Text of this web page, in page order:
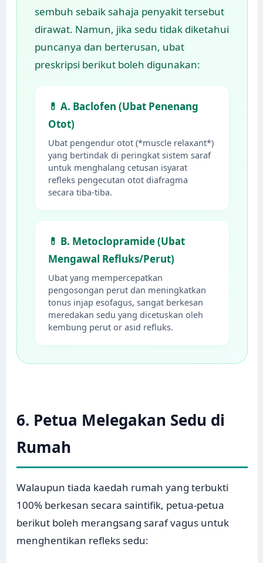
sembuh sebaik sahaja penyakit tersebut
dirawat. Namun, jika sedu tidak diketahui
puncanya dan berterusan, ubat
preskripsi berikut boleh digunakan:
💊 A. Baclofen (Ubat Penenang
Otot)
Ubat pengendur otot (*muscle relaxant*)
yang bertindak di peringkat sistem saraf
untuk menghalang cetusan isyarat
refleks pengecutan otot diafragma
secara tiba-tiba.
💊 B. Metoclopramide (Ubat
Mengawal Refluks/Perut)
Ubat yang mempercepatkan
pengosongan perut dan meningkatkan
tonus injap esofagus, sangat berkesan
meredakan sedu yang dicetuskan oleh
kembung perut or asid refluks.
6. Petua Melegakan Sedu di
Rumah
Walaupun tiada kaedah rumah yang terbukti
100% berkesan secara saintifik, petua-petua
berikut boleh merangsang saraf vagus untuk
menghentikan refleks sedu: